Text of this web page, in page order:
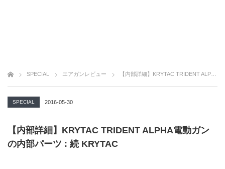
SPECIAL エアガンレビュー 【内部詳細】KRYTAC TRIDENT ALPHA電動ガンの内部パーツ : 続 KRYTAC
SPECIAL 2016-05-30
【内部詳細】KRYTAC TRIDENT ALPHA電動ガン
の内部パーツ : 続 KRYTAC